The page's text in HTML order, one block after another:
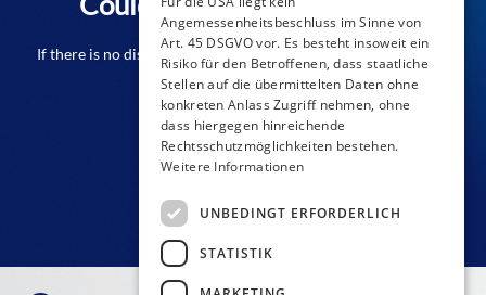
If there is no distributor close to you from the list please don't
hesitate to contact us!
CONTACT FORM
Angemessenheitsbeschluss im Sinne von
Art. 45 DSGVO vor. Es besteht insoweit ein
Risiko für den Betroffenen, dass staatliche
Stellen auf die übermittelten Daten ohne
konkreten Anlass Zugriff nehmen, ohne
dass hiergegen hinreichende
Rechtsschutzmöglichkeiten bestehen.
Weitere Informationen
UNBEDINGT ERFORDERLICH
STATISTIK